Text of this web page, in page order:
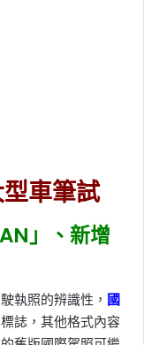
車筆試
」、新增
執照的辨識性， 國
標誌，其他格式內容